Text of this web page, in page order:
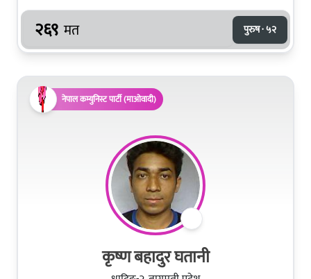
२६९ मत पुरुष · ५२
नेपाल कम्युनिस्ट पार्टी (माओवादी)
कृष्ण बहादुर घतानी